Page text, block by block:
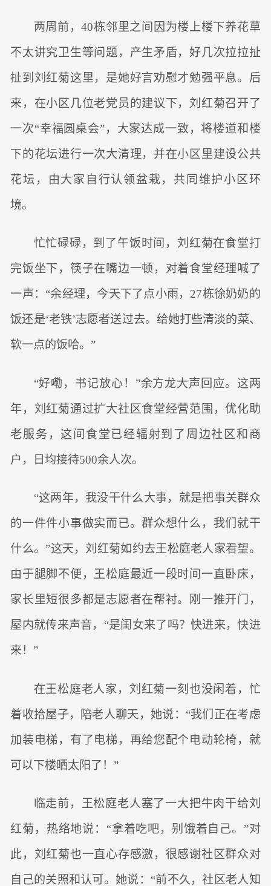
两周前，40栋邻里之间因为楼上楼下养花草
不太讲究卫生等问题，产生矛盾，好几次拉拉扯
扯到刘红菊这里，是她好言劝慰才勉强平息。后
来，在小区几位老党员的建议下，刘红菊召开了
一次“幸福圆桌会”，大家达成一致，将楼道和楼
下的花坛进行一次大清理，并在小区里建设公共
花坛，由大家自行认领盆栽，共同维护小区环
境。
忙忙碌碌，到了午饭时间，刘红菊在食堂打
完饭坐下，筷子在嘴边一顿，对着食堂经理喊了
一声：“余经理，今天下了点小雨，27栋徐奶奶的
饭还是‘老铁’志愿者送过去。给她打些清淡的菜、
软一点的饭哈。”
“好嘞，书记放心！”余方龙大声回应。这两
年，刘红菊通过扩大社区食堂经营范围，优化助
老服务，这间食堂已经辐射到了周边社区和商
户，日均接待500余人次。
“这两年，我没干什么大事，就是把事关群众
的一件件小事做实而已。群众想什么，我们就干
什么。”这天，刘红菊如约去王松庭老人家看望。
由于腿脚不便，王松庭最近一段时间一直卧床，
家长里短很多都是志愿者在帮衬。刚一推开门，
屋内就传来声音，“是闺女来了吗？快进来，快进
来！”
在王松庭老人家，刘红菊一刻也没闲着，忙
着收拾屋子，陪老人聊天，她说：“我们正在考虑
加装电梯，有了电梯，再给您配个电动轮椅，就
可以下楼晒太阳了！”
临走前，王松庭老人塞了一大把牛肉干给刘
红菊，热络地说：“拿着吃吧，别饿着自己。”对
此，刘红菊也一直心存感激，很感谢社区群众对
自己的关照和认可。她说：“前不久，社区老人知